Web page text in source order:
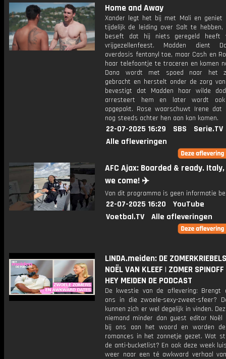
Home and Away
Xander legt het bij met Mali en geniet
tijdelijk de leiding over Salt te
beseft dat hij niets geregeld heeft
vrijgezellenfeest. Madden dient
overdosis fentanyl toe, maar Cash en
haar telefoontje te traceren en komen
Dana wordt met spoed naar het
gebracht en herstelt onder de zorg
bevestigt dat Madden haar wilde
arresteert hem en later wordt ook
opgepakt. Rose waarschuwt Irene dat
nog steeds achter hen aan kan komen.
22-07-2025 16:29 SBS
Serie.TV
Alle afleveringen
AFC Ajax: Boarded & ready.
we come! ✈️
Van dit programma is geen informatie
22-07-2025 16:20
YouTube
Voetbal.TV
Alle afleveringen
LINDA.meiden: DE
NOËL VAN KLEEF | ZOMER
HEY MEIDEN DE PODCAST
De kwestie van de aflevering: Brengt
ons in die zwoele-sexy-zweet-sfeer?
kunnen zich er wel degelijk in vinden.
niemand minder dan guest editor Noël
bij ons aan het woord en worden
romances in het zonnetje gezet. Wat
de anti-bucketlist? En ook deze week
weer naar een té awkward verhaal